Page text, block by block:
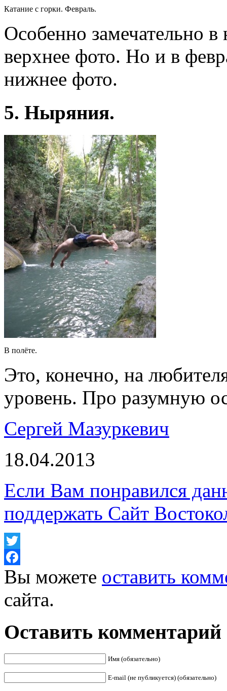
Катание с горки. Февраль.
Особенно замечательно
верхнее фото. Но и в
нижнее фото.
5. Ныряния.
В полёте.
Это, конечно, на
уровень. Про разумную
Сергей Мазуркевич
18.04.2013
Если Вам понравился
поддержать Сайт
Twitter
Facebook
Вы можете оставить
сайта.
Оставить комментарий
Имя (обязательно)
E-mail (не публикуется) (обязательно)